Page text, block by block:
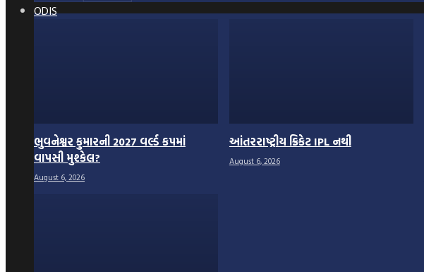
ODIS
ભુવનેશ્વર કુમારની 2027 વર્લ્ડ કપમાં
વાપસી મુશ્કેલ?
August 6, 2026
આંતરરાષ્ટ્રીય ક્રિકેટ IPL નથી
August 6, 2026